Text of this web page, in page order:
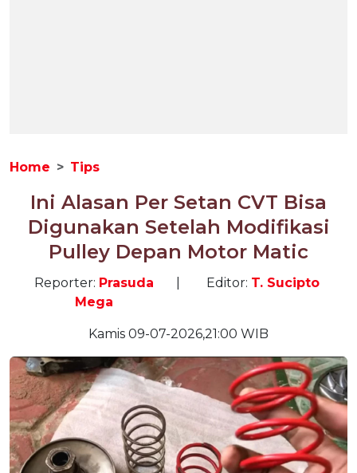
Home Tips
Ini Alasan Per Setan CVT Bisa
Digunakan Setelah Modifikasi
Pulley Depan Motor Matic
Reporter: Prasuda
Mega
Editor: T. Sucipto
Kamis 09-07-2026,21:00 WIB